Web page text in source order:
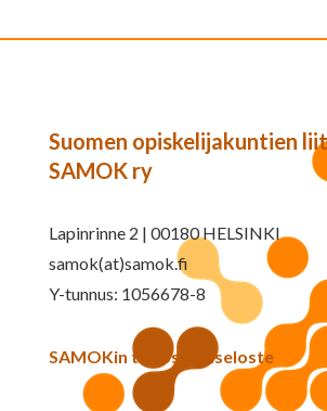
Suomen opiskelijakuntien
SAMOK ry
Lapinrinne 2 | 00180 HELSINKI
samok(at)samok.fi
Y-tunnus: 1056678-8
SAMOKin tietosuojaseloste